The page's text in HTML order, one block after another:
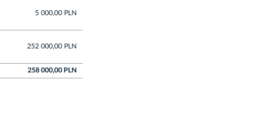
5 000,00 PLN
252 000,00 PLN
258 000,00 PLN